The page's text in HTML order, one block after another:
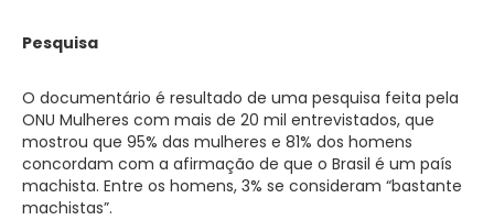
Pesquisa
O documentário é resultado de uma pesquisa feita pela
ONU Mulheres com mais de 20 mil entrevistados, que
mostrou que 95% das mulheres e 81% dos homens
concordam com a afirmação de que o Brasil é um país
machista. Entre os homens, 3% se consideram “bastante
machistas”.